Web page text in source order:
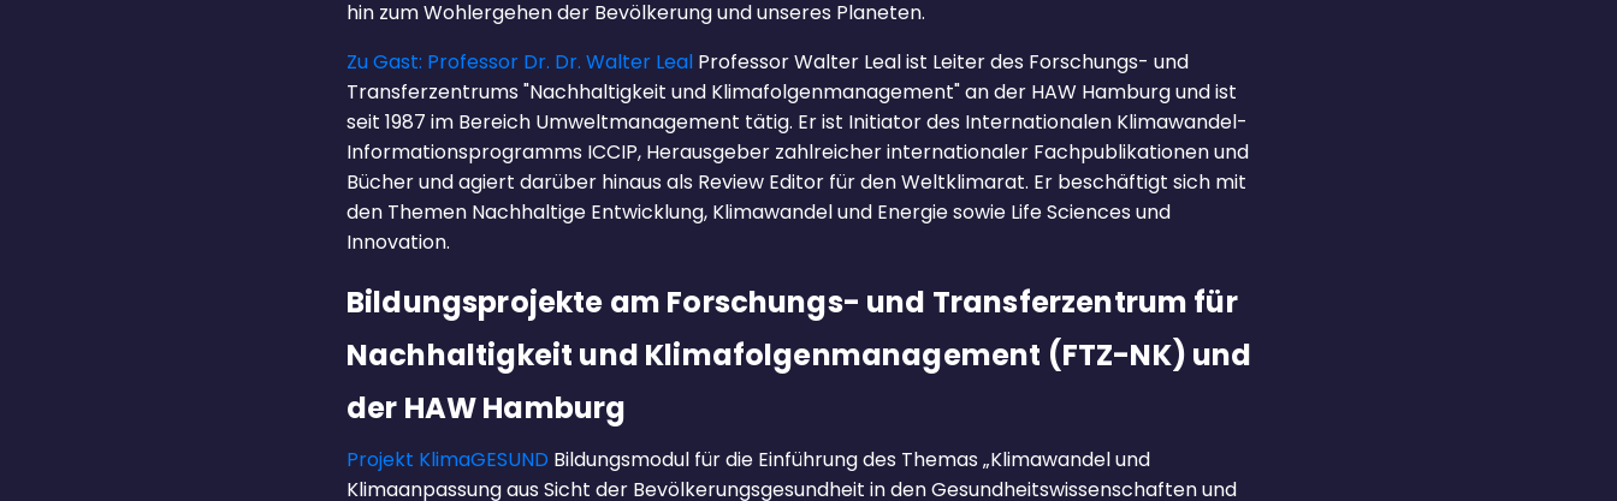
hin zum Wohlergehen der Bevölkerung und unseres Planeten.
Zu Gast: Professor Dr. Dr. Walter Leal Professor Walter Leal ist Leiter des Forschungs- und
Transferzentrums "Nachhaltigkeit und Klimafolgenmanagement" an der HAW Hamburg und ist
seit 1987 im Bereich Umweltmanagement tätig. Er ist Initiator des Internationalen Klimawandel-
Informationsprogramms ICCIP, Herausgeber zahlreicher internationaler Fachpublikationen und
Bücher und agiert darüber hinaus als Review Editor für den Weltklimarat. Er beschäftigt sich mit
den Themen Nachhaltige Entwicklung, Klimawandel und Energie sowie Life Sciences und
Innovation.
Bildungsprojekte am Forschungs- und Transferzentrum für
Nachhaltigkeit und Klimafolgenmanagement (FTZ-NK) und
der HAW Hamburg
Projekt KlimaGESUND Bildungsmodul für die Einführung des Themas „Klimawandel und
Klimaanpassung aus Sicht der Bevölkerungsgesundheit in den Gesundheitswissenschaften und